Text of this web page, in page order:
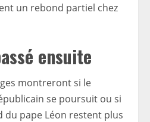
un rebond partiel chez
ensuite
montreront si le
se poursuit ou si
du pape Léon restent plus